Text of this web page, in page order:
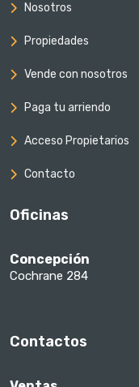
Nosotros
Propiedades
Vende con nosotros
Paga tu arriendo
Acceso Propietarios
Contacto
Oficinas
Concepción
Cochrane 284
Contactos